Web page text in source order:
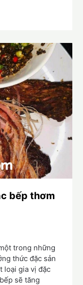
bếp thơm
trong những
thức đặc sản
loại gia vị đặc
sẽ tăng